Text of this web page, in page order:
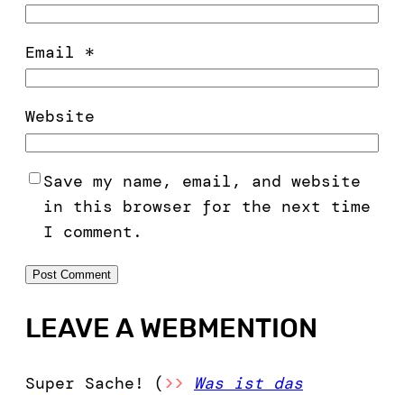
Email *
Website
Save my name, email, and website
in this browser for the next time
I comment.
LEAVE A WEBMENTION
Super Sache! ( >>
Was ist das